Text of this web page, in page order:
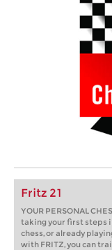
Fritz 21
YOUR PERSONAL
taking your first steps
chess, or already
with FRITZ, you can